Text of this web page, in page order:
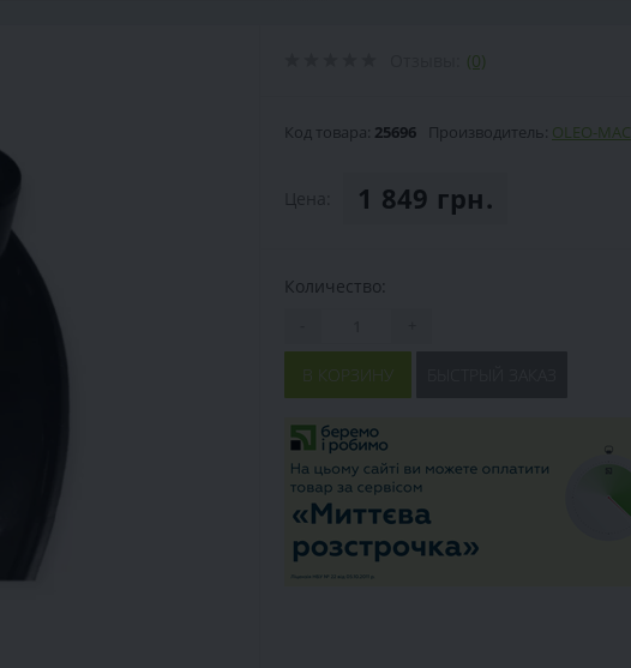
(0)
Код товара: 25696 Производитель: OLEO-MAC
1 849 грн.
Количество:
В КОРЗИНУ